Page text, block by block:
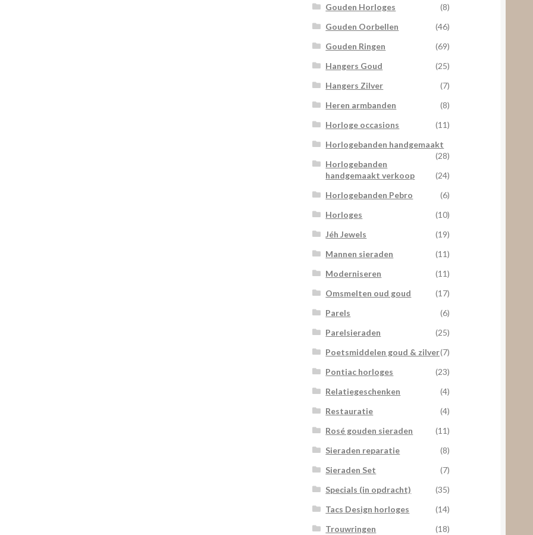
Gouden Horloges
(8)
Gouden Oorbellen
(46)
Gouden Ringen
(69)
Hangers Goud
(25)
Hangers Zilver
(7)
Heren armbanden
(8)
Horloge occasions
(11)
Horlogebanden handgemaakt
(28)
Horlogebanden
handgemaakt verkoop
(24)
Horlogebanden Pebro
(6)
Horloges
(10)
Jéh Jewels
(19)
Mannen sieraden
(11)
Moderniseren
(11)
Omsmelten oud goud
(17)
Parels
(6)
Parelsieraden
(25)
Poetsmiddelen goud & zilver(7)
Pontiac horloges
(23)
Relatiegeschenken
(4)
Restauratie
(4)
Rosé gouden sieraden
(11)
Sieraden reparatie
(8)
Sieraden Set
(7)
Specials (in opdracht)
(35)
Tacs Design horloges
(14)
Trouwringen
(18)